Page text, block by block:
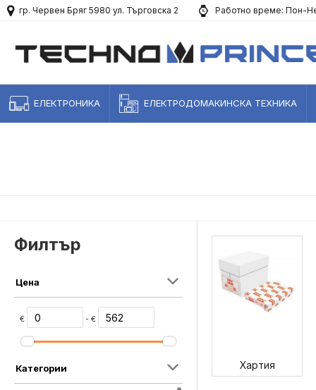
гр. Червен Бряг 5980 ул. Търговска 2 Работно време: Пон-
ЕЛЕКТРОНИКА ЕЛЕКТРОДОМАКИНСКА ТЕХНИКА
Филтър
Цена
€ - €
Категории Хартия